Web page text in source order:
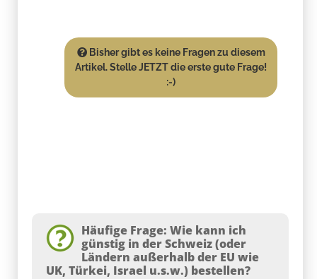
Bisher gibt es keine Fragen zu diesem
Artikel. Stelle JETZT die erste gute Frage!
:-)
Häufige Frage: Wie kann ich
günstig in der Schweiz (oder
Ländern außerhalb der EU wie
UK, Türkei, Israel u.s.w.) bestellen?